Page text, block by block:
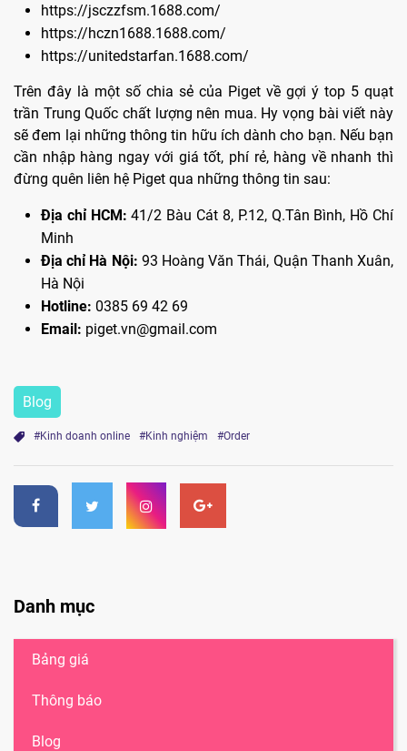
https://jsczzfsm.1688.com/
https://hczn1688.1688.com/
https://unitedstarfan.1688.com/
Trên đây là một số chia sẻ của Piget về gợi ý top 5 quạt
trần Trung Quốc chất lượng nên mua. Hy vọng bài viết này
sẽ đem lại những thông tin hữu ích dành cho bạn. Nếu bạn
cần nhập hàng ngay với giá tốt, phí rẻ, hàng về nhanh thì
đừng quên liên hệ Piget qua những thông tin sau:
Địa chỉ HCM: 41/2 Bàu Cát 8, P.12, Q.Tân Bình, Hồ Chí
Minh
Địa chỉ Hà Nội: 93 Hoàng Văn Thái, Quận Thanh Xuân,
Hà Nội
Hotline: 0385 69 42 69
Email: piget.vn@gmail.com
Blog
#Kinh doanh online #Kinh nghiệm #Order
Danh mục
Bảng giá
Thông báo
Blog